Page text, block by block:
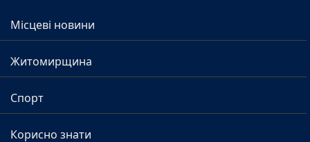
Місцеві новини
Житомирщина
Спорт
Корисно знати